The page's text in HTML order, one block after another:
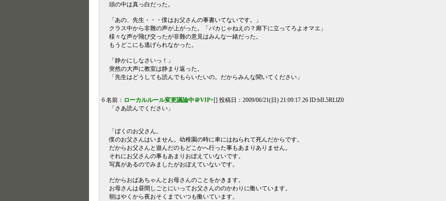
頭の中は真っ白だった。
「あの、先生・・・僕はお父さんの事書いてないです。」
クラス中から非難の声が上がった。「バカじゃねえの？廊下に立ってろよオマエ」
様々な声が飛び交ったが非難の意見はみんな一緒だった。
もうどこにも逃げられなかった。
「静かにしなさいっ！」
突然の大声に教室は静まり返った。
「先生はどうしても読んでもらいたいの。だからみんな聞いてください」
6 名前： ローカルルール変更議論中＠VIP+[] 投稿日：2009/06/21(日) 21:09:17.26 ID:bIL5RLlZ0
「さあ読んでください」
「ぼくのお父さん。
僕のお父さんはいません。幼稚園の時に車にはねられて死んだからです。
だからお父さんと遊んだのもどこかへ行った事もあまりありません。
それにお父さんの事もあまりおぼえていないです。
写真があるのでみましたがおぼえていないです。
だからおばあちゃんとお母さんのことをかきます。
お母さんは昼間しごとにいってお父さんののかわりに働いています。
朝はやくから夜おそくまでいつも働いています。